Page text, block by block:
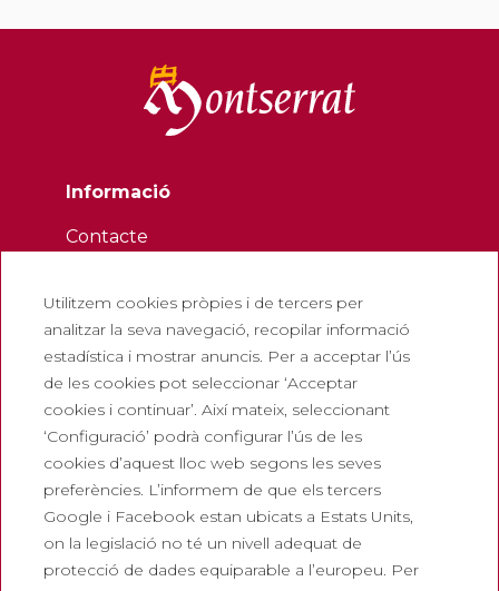
Informació
Contacte
Treballa amb nosaltres
Preguntes freqüents
Entrada turística
Política de privadesa
Política de Xarxes Socials
Canal de denúncies
Utilitzem cookies pròpies i de tercers per
analitzar la seva navegació, recopilar informació
estadística i mostrar anuncis. Per a acceptar l’ús
de les cookies pot seleccionar ‘Acceptar
cookies i continuar’. Així mateix, seleccionant
‘Configuració’ podrà configurar l’ús de les
cookies d’aquest lloc web segons les seves
preferències. L’informem de que els tercers
Google i Facebook estan ubicats a Estats Units,
on la legislació no té un nivell adequat de
protecció de dades equiparable a l’europeu. Per